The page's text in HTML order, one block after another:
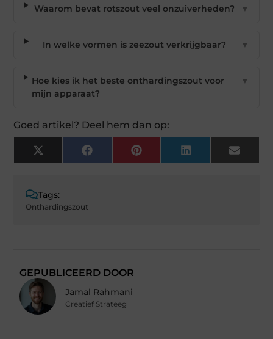
Waarom bevat rotszout veel onzuiverheden? ▼
In welke vormen is zeezout verkrijgbaar? ▼
Hoe kies ik het beste onthardingszout voor
mijn apparaat?
▼
Goed artikel? Deel hem dan op:
X
(Twitter)
Facebook Pinterest LinkedIn Email
Tags:
Onthardingszout
GEPUBLICEERD DOOR
Jamal Rahmani
Creatief Strateeg